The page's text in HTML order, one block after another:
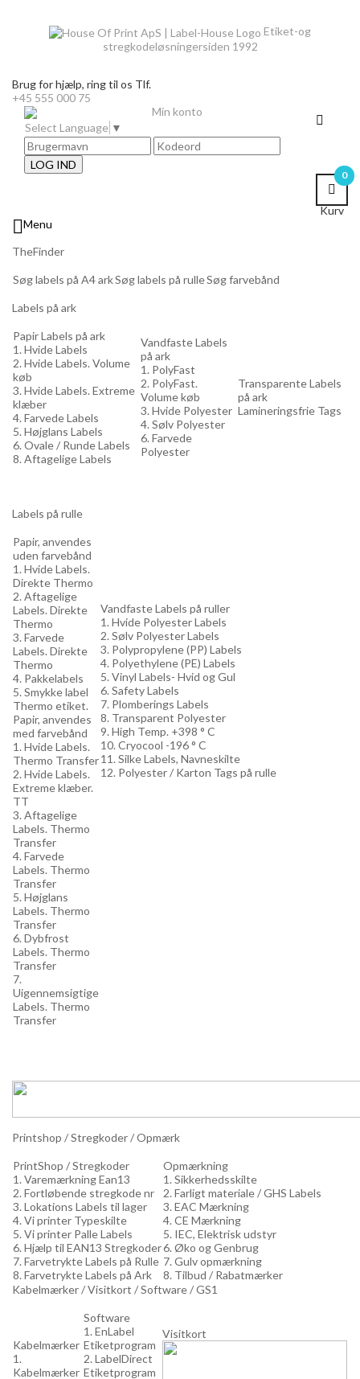
Etiket-og
stregkodeløsningersiden 1992
Brug for hjælp, ring til os Tlf.
+45 555 000 75
Select Language ▼
LOG IND
0
Kurv
Min konto
Menu
TheFinder
Søg labels på A4 arkSøg labels på rulleSøg farvebånd
Labels på ark
Papir Labels på ark
1. Hvide Labels
2. Hvide Labels. Volume
køb
3. Hvide Labels. Extreme
klæber
4. Farvede Labels
5. Højglans Labels
6. Ovale / Runde Labels
8. Aftagelige Labels
Vandfaste Labels
på ark
1. PolyFast
2. PolyFast.
Volume køb
3. Hvide Polyester
4. Sølv Polyester
6. Farvede
Polyester
Transparente Labels
på ark
Lamineringsfrie Tags
Labels på rulle
Papir, anvendes
uden farvebånd
1. Hvide Labels.
Direkte Thermo
2. Aftagelige
Labels. Direkte
Thermo
3. Farvede
Labels. Direkte
Thermo
4. Pakkelabels
5. Smykke label
Thermo etiket.
Papir, anvendes
med farvebånd
1. Hvide Labels.
Thermo Transfer
2. Hvide Labels.
Extreme klæber.
TT
3. Aftagelige
Labels. Thermo
Transfer
4. Farvede
Labels. Thermo
Transfer
5. Højglans
Labels. Thermo
Transfer
6. Dybfrost
Labels. Thermo
Transfer
7.
Uigennemsigtige
Labels. Thermo
Transfer
Vandfaste Labels på ruller
1. Hvide Polyester Labels
2. Sølv Polyester Labels
3. Polypropylene (PP) Labels
4. Polyethylene (PE) Labels
5. Vinyl Labels- Hvid og Gul
6. Safety Labels
7. Plomberings Labels
8. Transparent Polyester
9. High Temp. +398 ° C
10. Cryocool -196 ° C
11. Silke Labels, Navneskilte
12. Polyester / Karton Tags på rulle
Printshop / Stregkoder / Opmærk
PrintShop / Stregkoder
1. Varemærkning Ean13
2. Fortløbende stregkode nr
3. Lokations Labels til lager
4. Vi printer Typeskilte
5. Vi printer Palle Labels
6. Hjælp til EAN13 Stregkoder
7. Farvetrykte Labels på Rulle
8. Farvetrykte Labels på Ark
Opmærkning
1. Sikkerhedsskilte
2. Farligt materiale / GHS Labels
3. EAC Mærkning
4. CE Mærkning
5. IEC, Elektrisk udstyr
6. Øko og Genbrug
7. Gulv opmærkning
8. Tilbud / Rabatmærker
Kabelmærker / Visitkort / Software / GS1
Kabelmærker
1.
Kabelmærker
Software
1. EnLabel
Etiketprogram
2. LabelDirect
Etiketprogram
Visitkort